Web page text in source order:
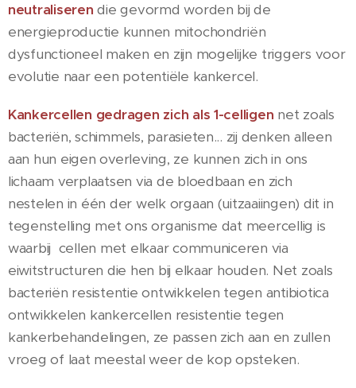
neutraliseren die gevormd worden bij de
energieproductie kunnen mitochondriën
dysfunctioneel maken en zijn mogelijke triggers voor
evolutie naar een potentiële kankercel.
Kankercellen gedragen zich als 1-celligen net zoals
bacteriën, schimmels, parasieten... zij denken alleen
aan hun eigen overleving, ze kunnen zich in ons
lichaam verplaatsen via de bloedbaan en zich
nestelen in één der welk orgaan (uitzaaiingen) dit in
tegenstelling met ons organisme dat meercellig is
waarbij cellen met elkaar communiceren via
eiwitstructuren die hen bij elkaar houden. Net zoals
bacteriën resistentie ontwikkelen tegen antibiotica
ontwikkelen kankercellen resistentie tegen
kankerbehandelingen, ze passen zich aan en zullen
vroeg of laat meestal weer de kop opsteken.